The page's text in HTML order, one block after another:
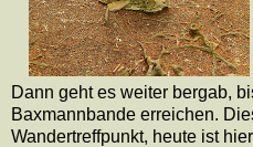
Dann geht es weiter bergab,
Baxmannbande erreichen.
Wandertreffpunkt, heute ist